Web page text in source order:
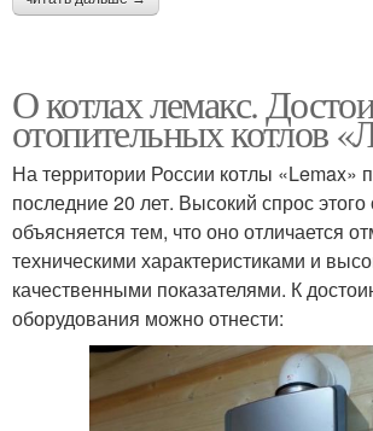
О котлах лемакс.
отопительных котлов
На территории России котлы «Lemax»
последние 20 лет. Высокий спрос
объясняется тем, что оно отличается
техническими характеристиками и
качественными показателями. К
оборудования можно отнести: